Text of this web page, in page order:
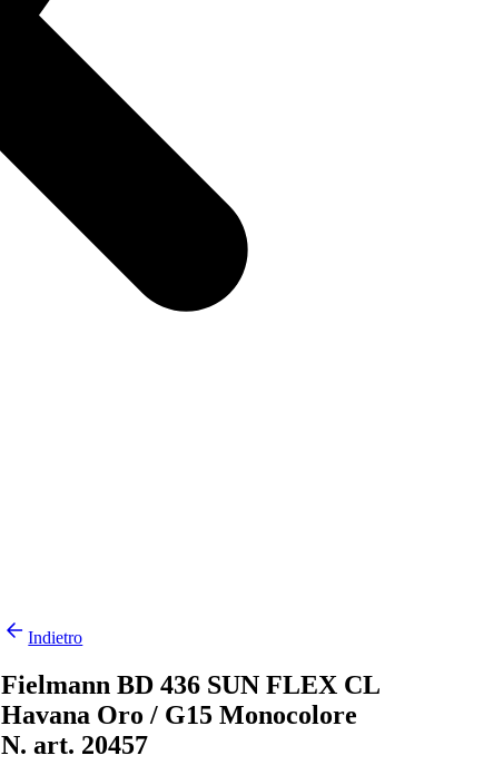
Indietro
Fielmann BD 436 SUN FLEX CL
Havana Oro / G15 Monocolore
N. art. 20457